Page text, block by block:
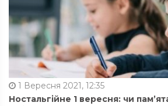
1 Вересня 2021, 12:35
Ностальгійне 1 вересня: чи